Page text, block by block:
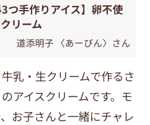
3つ手作りアイス】卵不使
リーム
道添明子 〈あーぴん〉さん
乳・生クリームで作るさ
アイスクリームです。モ
お子さんと一緒にチャレ